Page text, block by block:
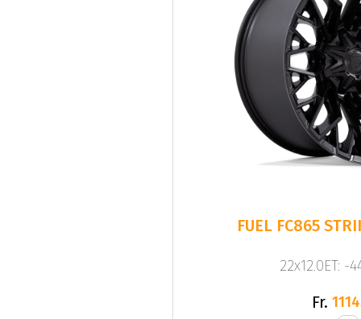
FUEL FC865
22x12.0ET: -
Fr.